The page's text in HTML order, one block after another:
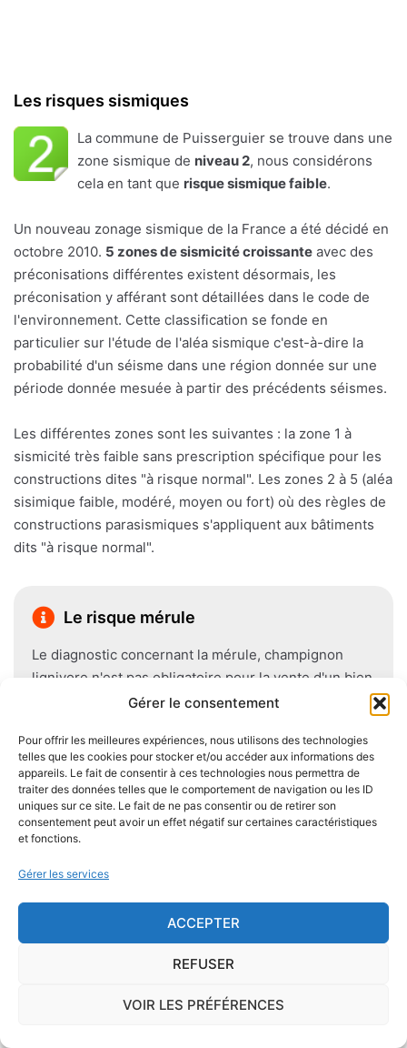
Gérer le consentement
Pour offrir les meilleures expériences, nous utilisons des technologies
telles que les cookies pour stocker et/ou accéder aux informations des
appareils. Le fait de consentir à ces technologies nous permettra de
traiter des données telles que le comportement de navigation ou les ID
uniques sur ce site. Le fait de ne pas consentir ou de retirer son
consentement peut avoir un effet négatif sur certaines caractéristiques
et fonctions.
Gérer les services
ACCEPTER
REFUSER
VOIR LES PRÉFÉRENCES
Les risques sismiques
La commune de Puisserguier se trouve dans une
zone sismique de niveau 2, nous considérons
cela en tant que risque sismique faible.
Un nouveau zonage sismique de la France a été décidé en
octobre 2010. 5 zones de sismicité croissante avec des
préconisations différentes existent désormais, les
préconisation y afférant sont détaillées dans le code de
l'environnement. Cette classification se fonde en
particulier sur l'étude de l'aléa sismique c'est-à-dire la
probabilité d'un séisme dans une région donnée sur une
période donnée mesuée à partir des précédents séismes.
Les différentes zones sont les suivantes : la zone 1 à
sismicité très faible sans prescription spécifique pour les
constructions dites "à risque normal". Les zones 2 à 5 (aléa
sisimique faible, modéré, moyen ou fort) où des règles de
constructions parasismiques s'appliquent aux bâtiments
dits "à risque normal".
Le risque mérule
Le diagnostic concernant la mérule, champignon
lignivore n'est pas obligatoire pour la vente d'un bien
immobilier hormis dans 20 communes du Finistère
vigilant car des chantiers de champignons lignivores
existent dans de nombreuses communes partout en
France, en particulier dans le Finistère ou à Paris.
Pour se prémunir autant que possible d'éventuelles
du logement, il convient de respecter certaines
règles comme l'utilisation des bois secs, le fait
d'éviter autant que possible lecontact direct entre
façades et toitures, de prévoir des aérations en